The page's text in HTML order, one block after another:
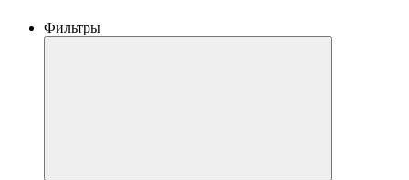
Фильтры